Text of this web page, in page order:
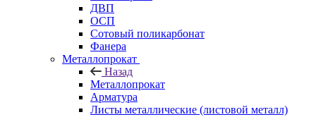
ДВП
ОСП
Сотовый поликарбонат
Фанера
Металлопрокат
Назад
Металлопрокат
Арматура
Листы металлические (листовой металл)